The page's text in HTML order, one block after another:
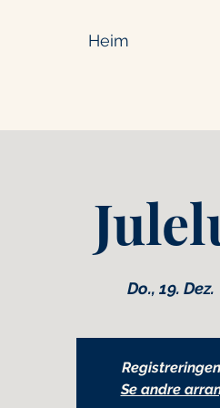
Heim
Do., 19. Dez.
Se andre